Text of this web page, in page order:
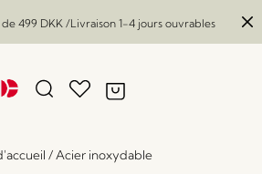
de 499 DKK /Livraison 1-4 jours ouvrables
/ Acier inoxydable